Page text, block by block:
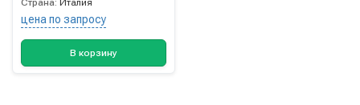
Страна: Италия
цена по запросу
В корзину